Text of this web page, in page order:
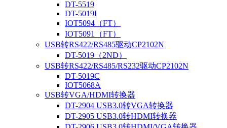
DT-5519
DT-5019I
IOT5094（FT）
IOT5091（FT）
USB转RS422/RS485驱动CP2102N
DT-5019（2ND）
USB转RS422/RS485/RS232驱动CP2102N
DT-5019C
IOT5068A
USB转VGA/HDMI转换器
DT-2904 USB3.0转VGA转换器
DT-2905 USB3.0转HDMI转换器